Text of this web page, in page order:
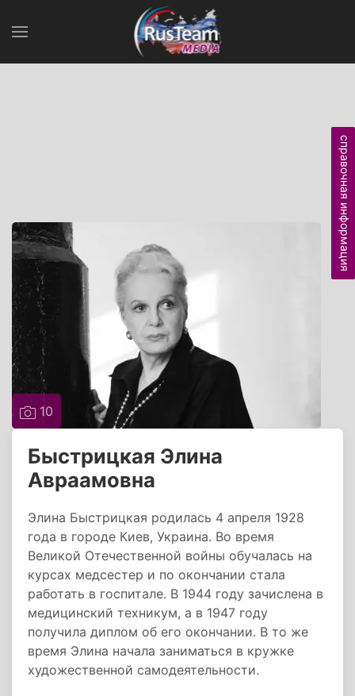
10
Быстрицкая Элина
Авраамовна
Элина Быстрицкая родилась 4 апреля 1928
года в городе Киев, Украина. Во время
Великой Отечественной войны обучалась на
курсах медсестер и по окончании стала
работать в госпитале. В 1944 году зачислена в
медицинский техникум, а в 1947 году
получила диплом об его окончании. В то же
время Элина начала заниматься в кружке
художественной самодеятельности.
справочная информация